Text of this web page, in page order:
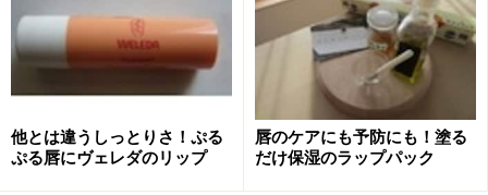
他とは違うしっとりさ！ぷる
ぷる唇にヴェレダのリップ
唇のケアにも予防にも！塗る
だけ保湿のラップパック